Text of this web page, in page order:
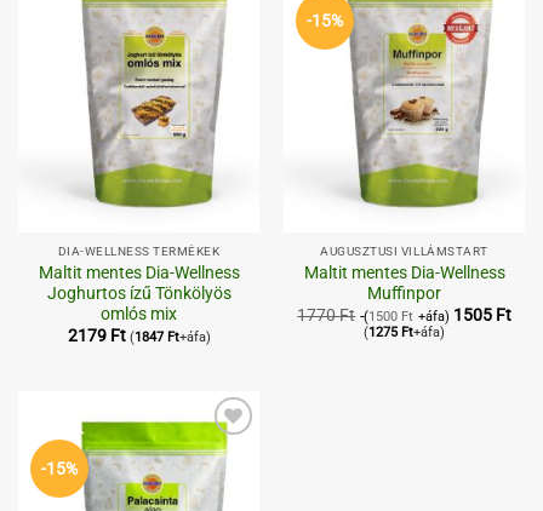
Kedvenceimhez
DIA-WELLNESS TERMÉKEK
Maltit mentes Dia-Wellness
Joghurtos ízű Tönkölyös
omlós mix
2179 Ft (1847 Ft+áfa)
-15%
Kedvenceimhez
AUGUSZTUSI VILLÁMSTART
Maltit mentes Dia-Wellness
Muffinpor
1770Ft (1500 Ft +áfa) 1505 Ft
(1275 Ft+áfa)
-15%
Kedvenceimhez